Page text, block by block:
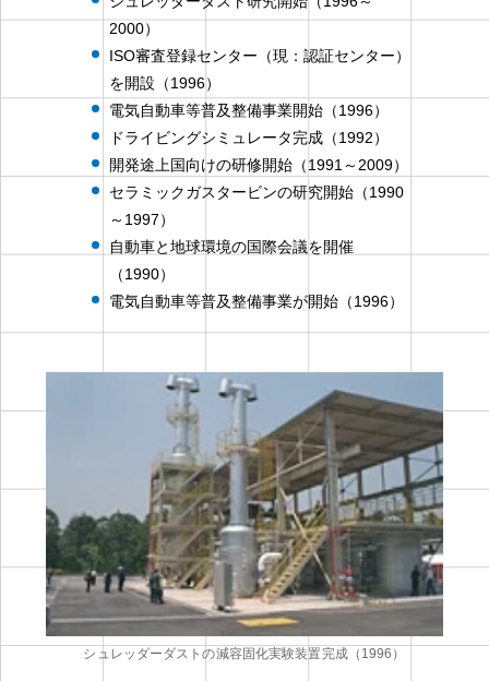
2000）
ISO審査登録センター（現：認証センター）
を開設（1996）
電気自動車等普及整備事業開始（1996）
ドライビングシミュレータ完成（1992）
開発途上国向けの研修開始（1991～2009）
セラミックガスタービンの研究開始（1990
～1997）
自動車と地球環境の国際会議を開催
（1990）
電気自動車等普及整備事業が開始（1996）
シュレッダーダストの減容固化実験装置完成（1996）